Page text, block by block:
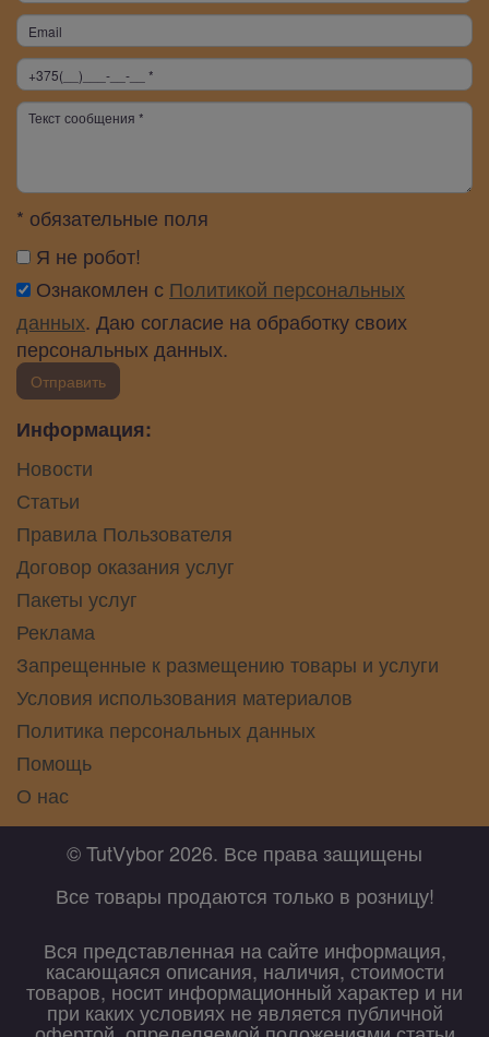
* обязательные поля
Я не робот!
Ознакомлен с Политикой персональных
данных. Даю согласие на обработку своих
персональных данных.
Отправить
Информация:
Новости
Статьи
Правила Пользователя
Договор оказания услуг
Пакеты услуг
Реклама
Запрещенные к размещению товары и услуги
Условия использования материалов
Политика персональных данных
Помощь
О нас
© TutVybor 2026. Все права защищены
Все товары продаются только в розницу!
Вся представленная на сайте информация,
касающаяся описания, наличия, стоимости
товаров, носит информационный характер и ни
при каких условиях не является публичной